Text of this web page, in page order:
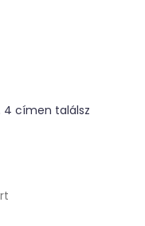
4 címen találsz